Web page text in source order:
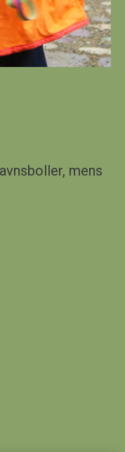
mens